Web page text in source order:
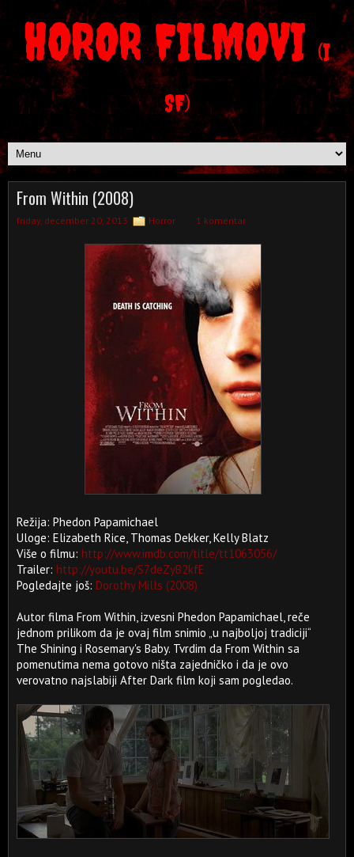
HOROR FILMOVI (I
SF)
From Within (2008)
friday, december 20, 2013 Horror 1 komentar
Režija: Phedon Papamichael
Uloge: Elizabeth Rice, Thomas Dekker, Kelly Blatz
Više o filmu: http://www.imdb.com/title/tt1063056/
Trailer: http://youtu.be/S7deZyB2kfE
Pogledajte još: Dorothy Mills (2008)
Autor filma From Within, izvesni Phedon Papamichael, reče
jednom prilikom da je ovaj film snimio „u najboljoj tradiciji“
The Shining i Rosemary's Baby. Tvrdim da From Within sa
pomenutima nema gotovo ništa zajedničko i da je ovo
verovatno najslabiji After Dark film koji sam pogledao.